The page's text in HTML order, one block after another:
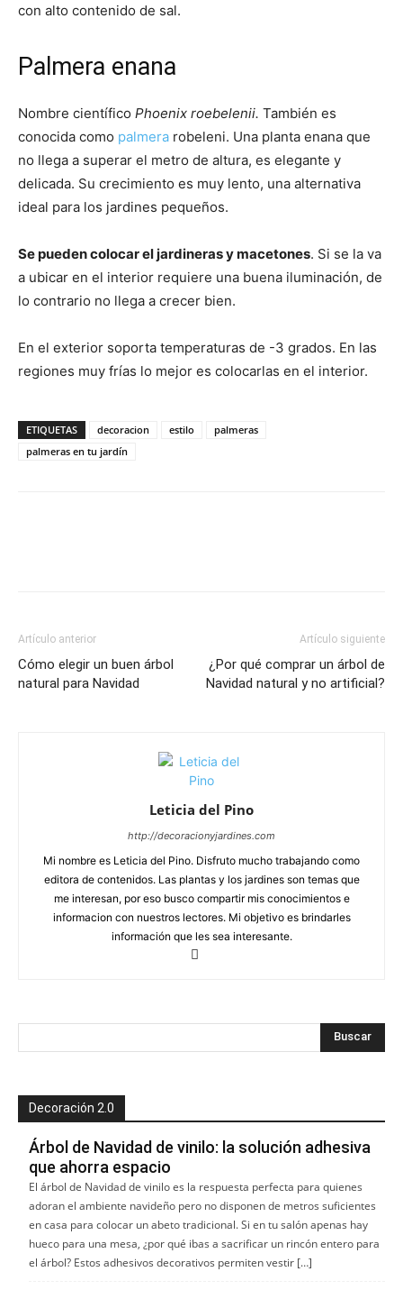
con alto contenido de sal.
Palmera enana
Nombre científico Phoenix roebelenii. También es
conocida como palmera robeleni. Una planta enana que
no llega a superar el metro de altura, es elegante y
delicada. Su crecimiento es muy lento, una alternativa
ideal para los jardines pequeños.
Se pueden colocar el jardineras y macetones. Si se la va
a ubicar en el interior requiere una buena iluminación, de
lo contrario no llega a crecer bien.
En el exterior soporta temperaturas de -3 grados. En las
regiones muy frías lo mejor es colocarlas en el interior.
ETIQUETAS decoracion estilo
palmeras
palmeras en tu jardín
Artículo anterior
Cómo elegir un buen árbol
natural para Navidad
Artículo siguiente
¿Por qué comprar un árbol de
Navidad natural y no artificial?
Leticia del Pino
http://decoracionyjardines.com
Mi nombre es Leticia del Pino. Disfruto mucho trabajando como
editora de contenidos. Las plantas y los jardines son temas que
me interesan, por eso busco compartir mis conocimientos e
informacion con nuestros lectores. Mi objetivo es brindarles
información que les sea interesante.
Decoración 2.0
Árbol de Navidad de vinilo: la solución adhesiva
que ahorra espacio
El árbol de Navidad de vinilo es la respuesta perfecta para quienes
adoran el ambiente navideño pero no disponen de metros suficientes
en casa para colocar un abeto tradicional. Si en tu salón apenas hay
hueco para una mesa, ¿por qué ibas a sacrificar un rincón entero para
el árbol? Estos adhesivos decorativos permiten vestir […]